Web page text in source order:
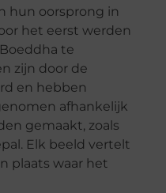
hun oorsprong in
het eerst werden
te
zijn door de
en hebben
afhankelijk
gemaakt, zoals
Elk beeld vertelt
plaats waar het